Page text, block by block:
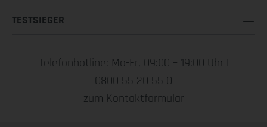
TESTSIEGER
Telefonhotline: Mo-Fr, 09:00 – 19:00 Uhr |
0800 55 20 55 0
zum Kontaktformular